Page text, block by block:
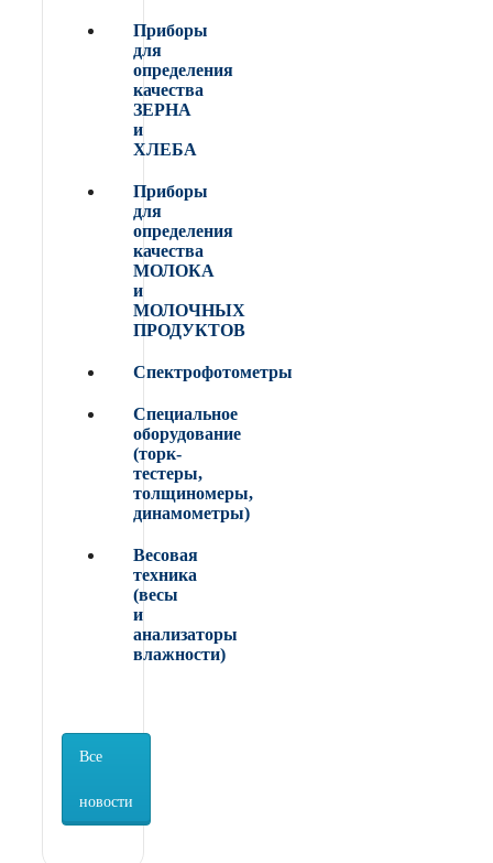
Приборы
для
определения
качества
ЗЕРНА
и
ХЛЕБА
Приборы
для
определения
качества
МОЛОКА
и
МОЛОЧНЫХ
ПРОДУКТОВ
Спектрофотометры
Специальное
оборудование
(торк-
тестеры,
толщиномеры,
динамометры)
Весовая
техника
(весы
и
анализаторы
влажности)
Все
новости